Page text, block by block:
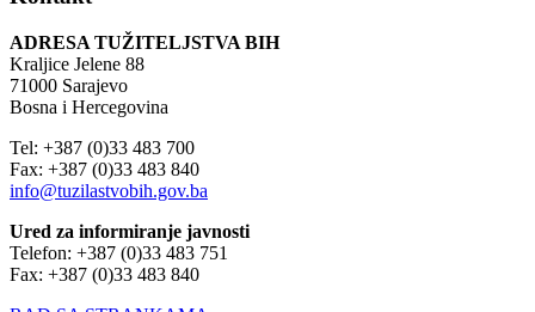
ADRESA TUŽITELJSTVA BIH
Kraljice Jelene 88
71000 Sarajevo
Bosna i Hercegovina
Tel: +387 (0)33 483 700
Fax: +387 (0)33 483 840
info@tuzilastvobih.gov.ba
Ured za informiranje javnosti
Telefon: +387 (0)33 483 751
Fax: +387 (0)33 483 840